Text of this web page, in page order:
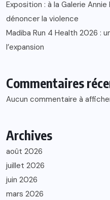
Exposition : à la Galerie
dénoncer la violence
Madiba Run 4 Health 2026 :
l’expansion
Commentaires
Aucun commentaire à
Archives
août 2026
juillet 2026
juin 2026
mars 2026